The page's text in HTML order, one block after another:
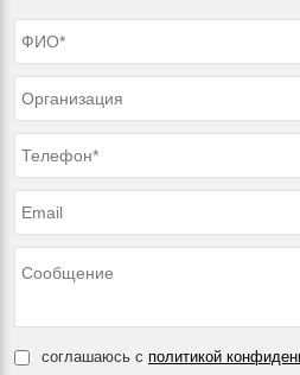
соглашаюсь с политикой